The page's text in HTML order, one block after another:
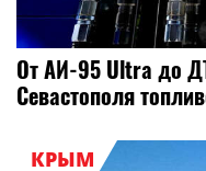
От АИ-95 Ultra до
Севастополя
КРЫМ